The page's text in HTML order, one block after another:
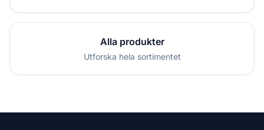
Alla produkter
Utforska hela sortimentet